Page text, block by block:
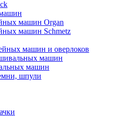
машин Organ
машин Schmetz
машин и оверлоков
машин
машин
шпули